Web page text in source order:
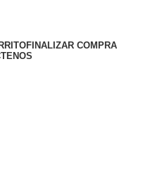
FINALIZAR COMPRA